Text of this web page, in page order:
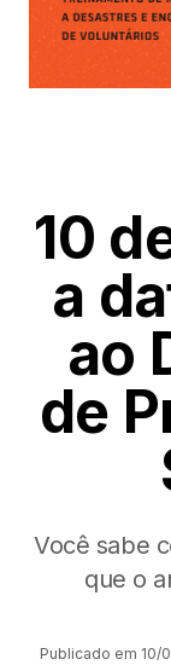
10
a
ao
de
Você sabe
que o
Publicado em 10/